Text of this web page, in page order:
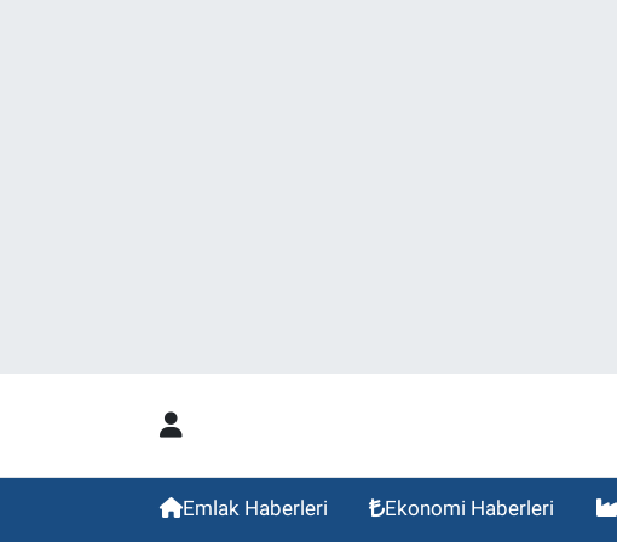
Emlak Haberleri Ekonomi Haberleri